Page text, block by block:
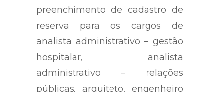
preenchimento de cadastro de
reserva para os cargos de
analista administrativo – gestão
hospitalar, analista
administrativo – relações
públicas, arquiteto, engenheiro